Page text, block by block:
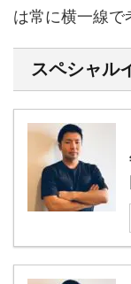
は常に横一線で
スペシャル